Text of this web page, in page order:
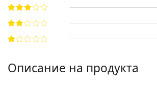
Описание на продукта